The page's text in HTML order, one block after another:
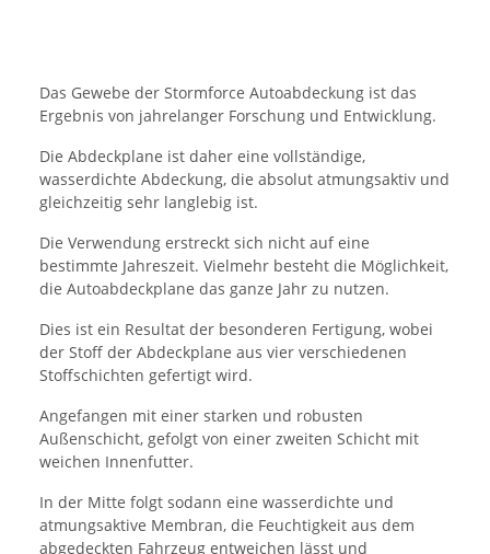
Das Gewebe der Stormforce Autoabdeckung ist das
Ergebnis von jahrelanger Forschung und Entwicklung.
Die Abdeckplane ist daher eine vollständige,
wasserdichte Abdeckung, die absolut atmungsaktiv und
gleichzeitig sehr langlebig ist.
Die Verwendung erstreckt sich nicht auf eine
bestimmte Jahreszeit. Vielmehr besteht die Möglichkeit,
die Autoabdeckplane das ganze Jahr zu nutzen.
Dies ist ein Resultat der besonderen Fertigung, wobei
der Stoff der Abdeckplane aus vier verschiedenen
Stoffschichten gefertigt wird.
Angefangen mit einer starken und robusten
Außenschicht, gefolgt von einer zweiten Schicht mit
weichen Innenfutter.
In der Mitte folgt sodann eine wasserdichte und
atmungsaktive Membran, die Feuchtigkeit aus dem
abgedeckten Fahrzeug entweichen lässt und